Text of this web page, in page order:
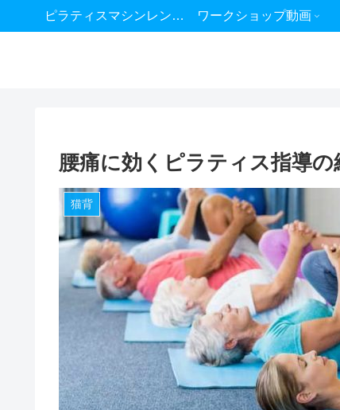
ピラティスマシンレンタル ワークショップ動画
腰痛に効くピラティス指導
猫背